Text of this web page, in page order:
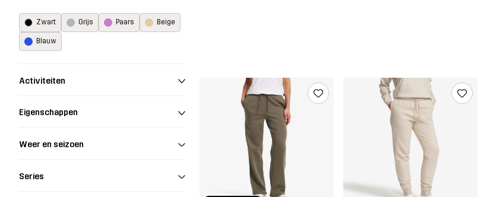
Zwart Grijs Paars Beige
Blauw
Activiteiten
Eigenschappen
Weer en seizoen
Series